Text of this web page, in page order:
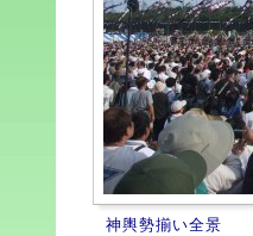
神輿勢揃い全景